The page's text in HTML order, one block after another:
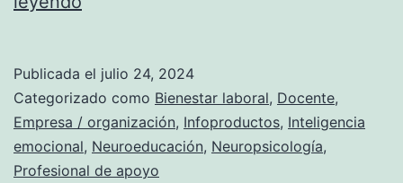
el
bienestar
docente
Publicada el julio 24, 2024
Categorizado como Bienestar laboral, Docente,
Empresa / organización, Infoproductos, Inteligencia
emocional, Neuroeducación, Neuropsicología,
Profesional de apoyo